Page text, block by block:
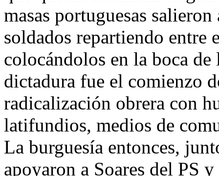
masas portuguesas
soldados repartiendo entre
colocándolos en la boca
dictadura fue el comienzo
radicalización obrera con
latifundios, medios de
La burguesía entonces,
apoyaron a Soares del PS